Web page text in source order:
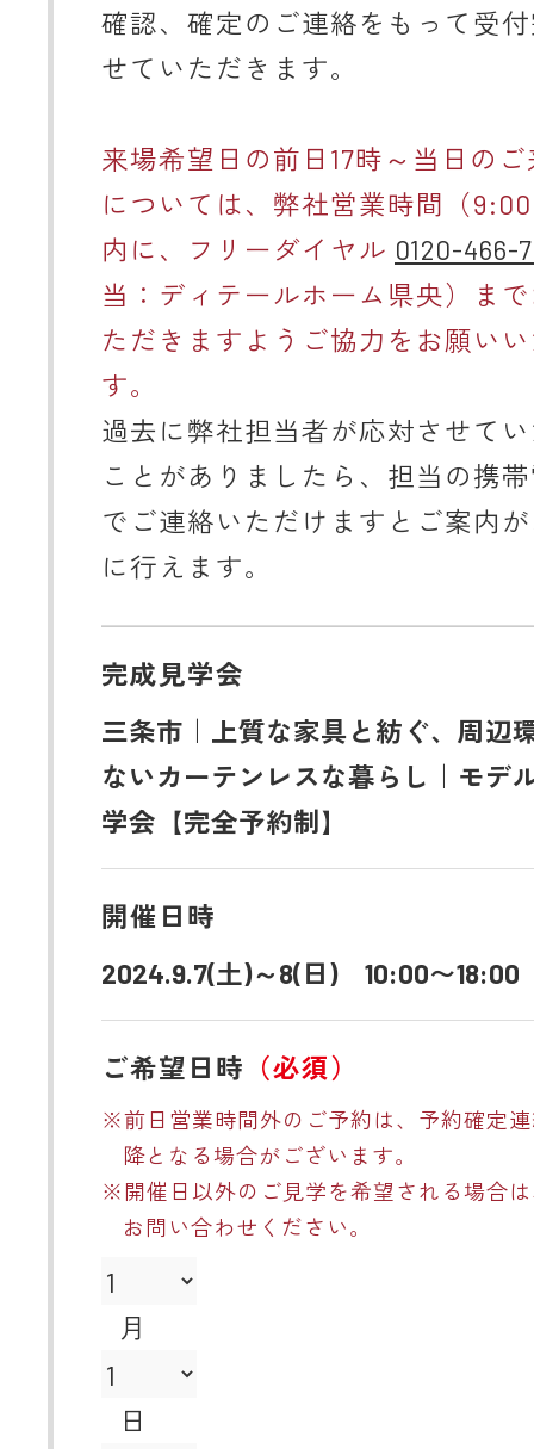
確認、確定のご連絡をもって受
せていただきます。
来場希望日の前日17時～当日の
については、弊社営業時間（
内に、フリーダイヤル 0120-466-
当：ディテールホーム県央）ま
ただきますようご協力をお願い
す。
過去に弊社担当者が応対させて
ことがありましたら、担当の携
でご連絡いただけますとご案内
に行えます。
完成見学会
三条市｜上質な家具と紡ぐ、周辺
ないカーテンレスな暮らし｜モデ
学会【完全予約制】
開催日時
2024.9.7(土)～8(日) 10:00〜18:00
ご希望日時 （必須）
※前日営業時間外のご予約は、予約確定
降となる場合がございます。
※開催日以外のご見学を希望される場合
お問い合わせください。
月
日